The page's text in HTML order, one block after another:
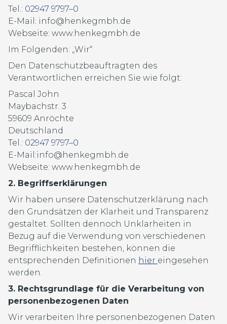
Tel.: 02947 9797–0
E-Mail: info@henkegmbh.de
Webseite: www.henkegmbh.de
Im Folgenden: „Wir“
Den Datenschutzbeauftragten des
Verantwortlichen erreichen Sie wie folgt:
Pascal John
Maybachstr. 3
59609 Anröchte
Deutschland
Tel.: 02947 9797–0
E-Mail:info@henkegmbh.de
Webseite: www.henkegmbh.de
2. Begriffserklärungen
Wir haben unsere Datenschutzerklärung nach
den Grundsätzen der Klarheit und Transparenz
gestaltet. Sollten dennoch Unklarheiten in
Bezug auf die Verwendung von verschiedenen
Begrifflichkeiten bestehen, können die
entsprechenden Definitionen hier eingesehen
werden.
3. Rechtsgrundlage für die Verarbeitung von
personenbezogenen Daten
Wir verarbeiten Ihre personenbezogenen Daten